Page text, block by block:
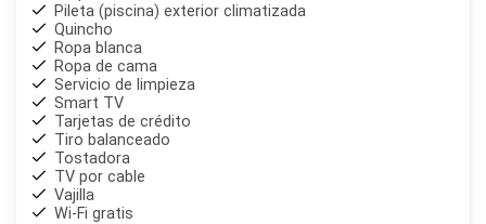
Pileta (piscina) exterior climatizada
Quincho
Ropa blanca
Ropa de cama
Servicio de limpieza
Smart TV
Tarjetas de crédito
Tiro balanceado
Tostadora
TV por cable
Vajilla
Wi-Fi gratis